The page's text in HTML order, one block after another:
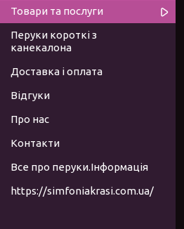
Товари та послуги
Перуки короткі з
канекалона
Доставка і оплата
Відгуки
Про нас
Контакти
Все про перуки.Інформація
https://simfoniakrasi.com.ua/